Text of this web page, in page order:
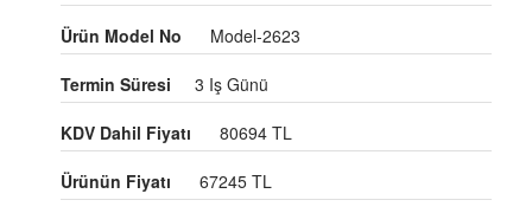
Ürün Model No Model-2623
Termin Süresi 3 Iş Günü
KDV Dahil Fiyatı 80694 TL
Ürünün Fiyatı 67245 TL